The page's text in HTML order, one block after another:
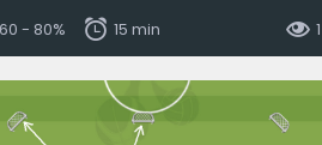
60 - 80% 15 min 1